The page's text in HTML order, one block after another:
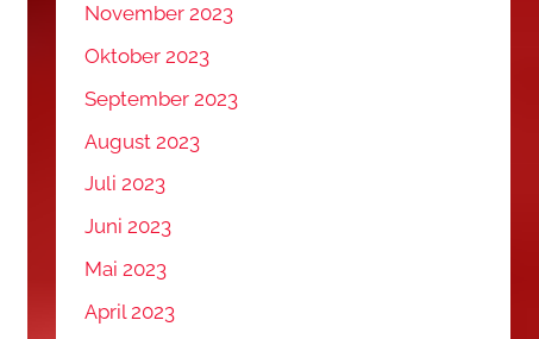
November 2023
Oktober 2023
September 2023
August 2023
Juli 2023
Juni 2023
Mai 2023
April 2023